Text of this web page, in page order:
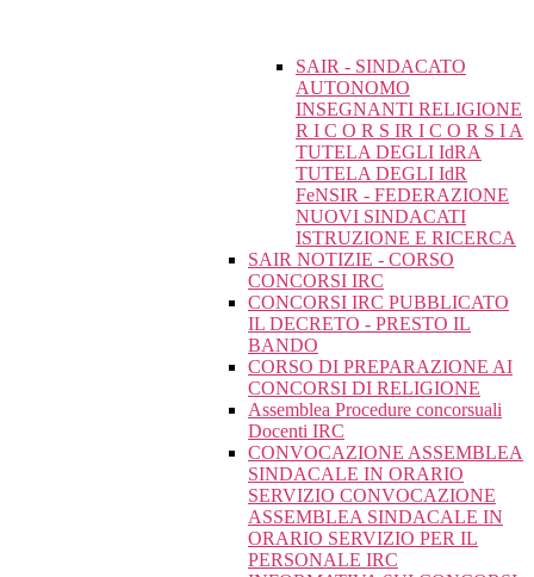
SAIR - SINDACATO
AUTONOMO
INSEGNANTI RELIGIONE
R I C O R S IR I C O R S I A
TUTELA DEGLI IdRA
TUTELA DEGLI IdR
FeNSIR - FEDERAZIONE
NUOVI SINDACATI
ISTRUZIONE E RICERCA
SAIR NOTIZIE - CORSO
CONCORSI IRC
CONCORSI IRC PUBBLICATO
IL DECRETO - PRESTO IL
BANDO
CORSO DI PREPARAZIONE AI
CONCORSI DI RELIGIONE
Assemblea Procedure concorsuali
Docenti IRC
CONVOCAZIONE ASSEMBLEA
SINDACALE IN ORARIO
SERVIZIO CONVOCAZIONE
ASSEMBLEA SINDACALE IN
ORARIO SERVIZIO PER IL
PERSONALE IRC